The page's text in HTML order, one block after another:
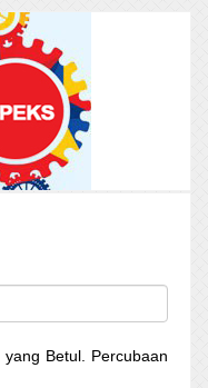
Betul. Percubaan